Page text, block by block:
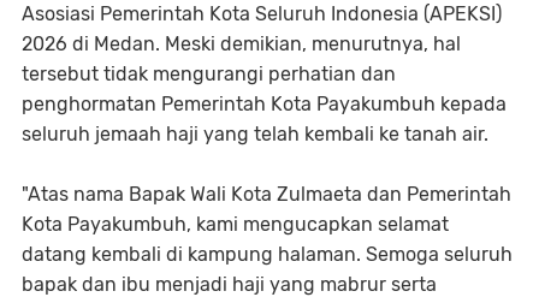
Asosiasi Pemerintah Kota Seluruh Indonesia (APEKSI)
2026 di Medan. Meski demikian, menurutnya, hal
tersebut tidak mengurangi perhatian dan
penghormatan Pemerintah Kota Payakumbuh kepada
seluruh jemaah haji yang telah kembali ke tanah air.
"Atas nama Bapak Wali Kota Zulmaeta dan Pemerintah
Kota Payakumbuh, kami mengucapkan selamat
datang kembali di kampung halaman. Semoga seluruh
bapak dan ibu menjadi haji yang mabrur serta